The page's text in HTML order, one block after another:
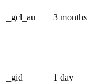
_gcl_au 3 months
_gid 1 day